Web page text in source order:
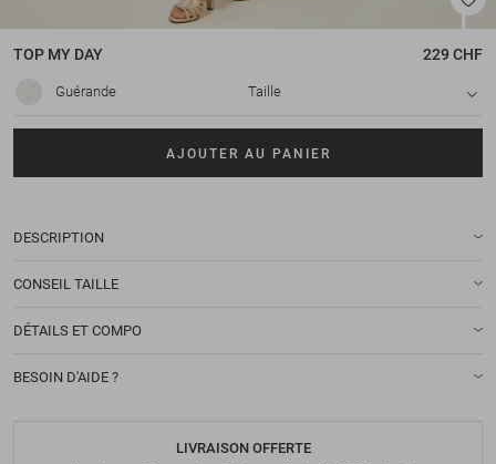
TOP MY DAY 229 CHF
Guérande Taille
AJOUTER AU PANIER
DESCRIPTION
CONSEIL TAILLE
DÉTAILS ET COMPO
BESOIN D'AIDE ?
LIVRAISON OFFERTE